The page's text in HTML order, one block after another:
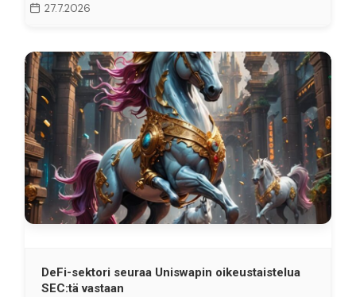
27.7.2026
DeFi-sektori seuraa Uniswapin oikeustaistelua
SEC:tä vastaan